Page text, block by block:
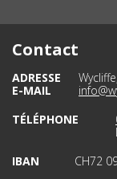
Contact
ADRESSE
E-MAIL
TÉLÉPHONE
IBAN
CH72